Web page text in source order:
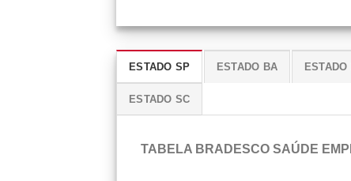
ESTADO SP ESTADO BA ESTADO
ESTADO SC
TABELA BRADESCO SAÚDE